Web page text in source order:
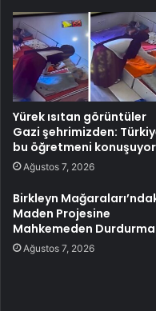
Yürek ısıtan görüntüler
Gazi şehrimizden:
bu öğretmeni konuşuyor
Ağustos 7, 2026
Birkleyn
Maden Projesine
Mahkemeden Durdurma
Ağustos 7, 2026